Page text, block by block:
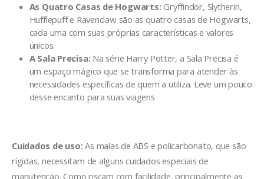
As Quatro Casas de Hogwarts: Gryffindor, Slytherin,
Hufflepuff e Ravenclaw são as quatro casas de Hogwarts,
cada uma com suas próprias características e valores
únicos.
A Sala Precisa: Na série Harry Potter, a Sala Precisa é
um espaço mágico que se transforma para atender às
necessidades específicas de quem a utiliza. Leve um pouco
desse encanto para suas viagens
Cuidados de uso:As malas de ABS e policarbonato, que são
rígidas, necessitam de alguns cuidados especiais de
manutenção. Como riscam com facilidade, principalmente as